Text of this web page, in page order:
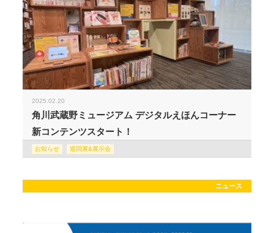
2025.02.20
角川武蔵野ミュージアム デジタルえほんコーナー
新コンテンツスタート！
お知らせ 巡回展&展示会
ニュース